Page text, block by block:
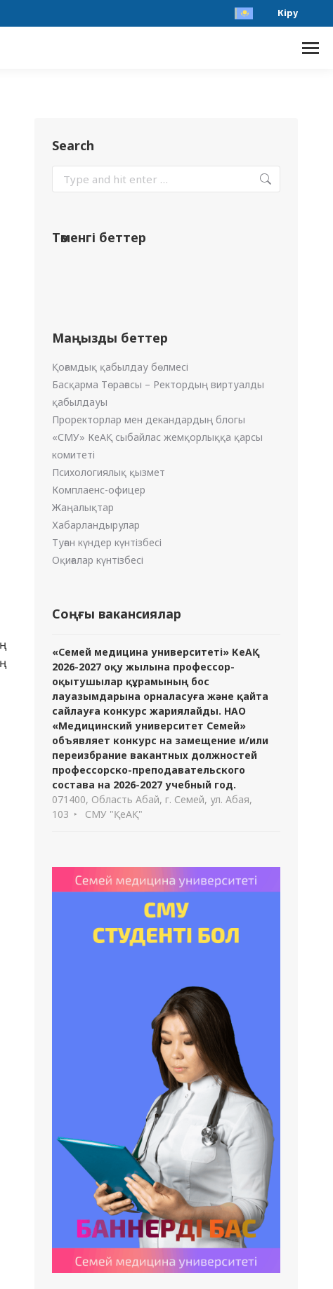
Кіру
Search
Төменгі беттер
Маңызды беттер
Қоғамдық қабылдау бөлмесі
Басқарма Төрағасы – Ректордың виртуалды
қабылдауы
Проректорлар мен декандардың блогы
«СМУ» КеАҚ сыбайлас жемқорлыққа қарсы
комитеті
Психологиялық қызмет
Комплаенс-офицер
Жаңалықтар
Хабарландырулар
Туған күндер күнтізбесі
Оқиғалар күнтізбесі
Соңғы вакансиялар
«Семей медицина университеті» КеАҚ
2026-2027 оқу жылына профессор-
оқытушылар құрамының бос
лауазымдарына орналасуға және қайта
сайлауға конкурс жариялайды. НАО
«Медицинский университет Семей»
объявляет конкурс на замещение и/или
переизбрание вакантных должностей
профессорско-преподавательского
состава на 2026-2027 учебный год.
071400, Область Абай, г. Семей, ул. Абая,
103
СМУ "ҚеАҚ"